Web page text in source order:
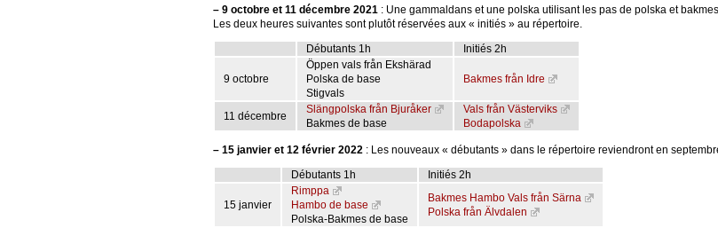
– 9 octobre et 11 décembre 2021 : Une gammaldans et une polska utilisant les pas de polska et
Les deux heures suivantes sont plutôt réservées aux « initiés » au répertoire.
Débutants 1h
Initiés 2h
9 octobre
Öppen vals från Ekshärad
Polska de base
Stigvals
Bakmes från Idre
11 décembre
Slängpolska från Bjuråker
Bakmes de base
Vals från Västerviks
Bodapolska
– 15 janvier et 12 février 2022 : Les nouveaux « débutants » dans le répertoire reviendront en
Débutants 1h
Initiés 2h
15 janvier
Rimppa
Hambo de base
Polska-Bakmes de base
Bakmes Hambo Vals från Särna
Polska från Älvdalen